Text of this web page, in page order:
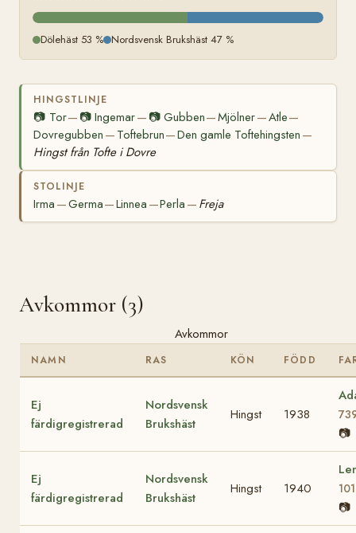
Dölehäst 53 % Nordsvensk Brukshäst 47 %
HINGSTLINJE
📷 Tor— 📷Ingemar— 📷 Gubben—Mjölner—Atle—
Dovregubben — Toftebrun—Den gamle Toftehingsten —
Hingst från Tofte i Dovre
STOLINJE
Irma —Germa—Linnea —Perla — Freja
Avkommor (3)
Avkommor
NAMN RAS KÖN FÖDD
Ej
färdigregistrerad
Nordsvensk
Brukshäst
Hingst 1938
📷
Ej
färdigregistrerad
Nordsvensk
Brukshäst
Hingst 1940
📷